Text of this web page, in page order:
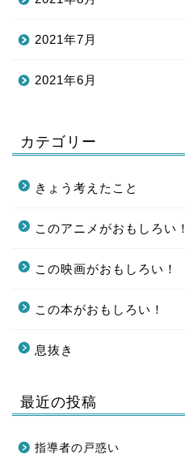
2021年7月
2021年6月
カテゴリー
きょう考えたこと
このアニメがおもしろい！
この映画がおもしろい！
この本がおもしろい！
息抜き
最近の投稿
指導者の戸惑い